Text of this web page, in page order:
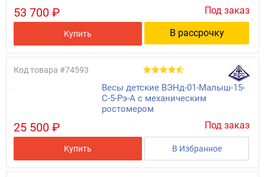
53 700 ₽ Под заказ
Купить В рассрочку
Код товара #74593
Весы детские ВЭНд-01-Малыш-15-
С-5-Рэ-А с механическим
ростомером
25 500 ₽ Под заказ
Купить В Избранное